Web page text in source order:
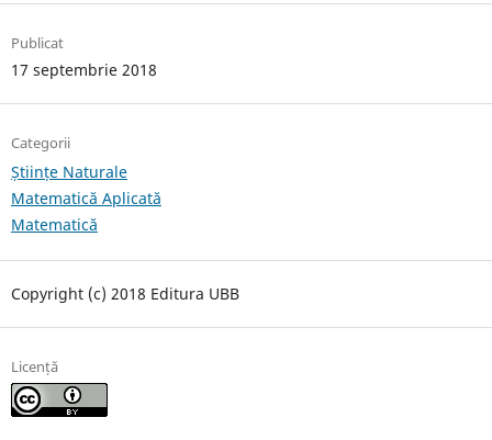
Publicat
17 septembrie 2018
Categorii
Științe Naturale
Matematică Aplicată
Matematică
Copyright (c) 2018 Editura UBB
Licență